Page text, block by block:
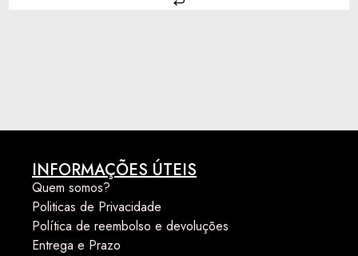
INFORMAÇÕES ÚTEIS
Quem somos?
Politicas de Privacidade
Política de reembolso e devoluções
Entrega e Prazo